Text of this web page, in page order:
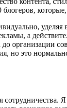
уделяя
а
организации
но это
сотрудничества.